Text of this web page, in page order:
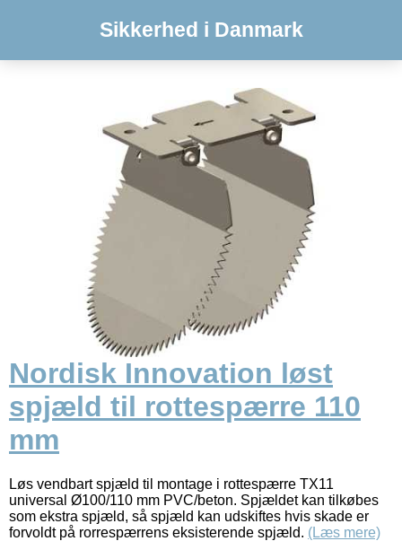
Sikkerhed i Danmark
Nordisk Innovation løst
spjæld til rottespærre 110
mm
Løs vendbart spjæld til montage i rottespærre TX11
universal Ø100/110 mm PVC/beton. Spjældet kan tilkøbes
som ekstra spjæld, så spjæld kan udskiftes hvis skade er
forvoldt på rorrespærrens eksisterende spjæld. (Læs mere)